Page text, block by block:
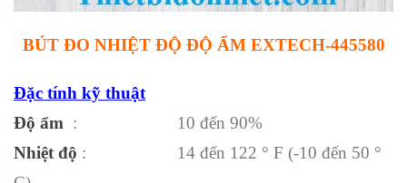
BÚT ĐO NHIỆT ĐỘ ĐỘ ẨM EXTECH-445580
Đặc tính kỹ thuật
Độ ẩm : 10 đến 90%
Nhiệt độ : 14 đến 122 ° F (-10 đến 50 °